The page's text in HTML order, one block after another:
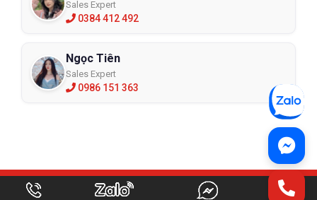
Sales Expert
0384 412 492
Ngọc Tiên
Sales Expert
0986 151 363